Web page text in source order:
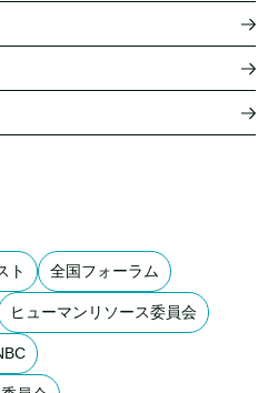
ト 全国フォーラム
ヒューマンリソース委員会